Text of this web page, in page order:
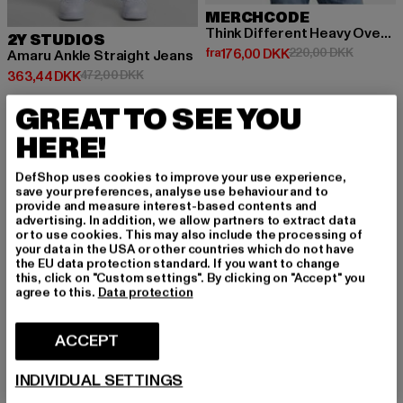
2Y STUDIOS
Amaru Ankle Straight Jeans
363,44 DKK
Nuværende pris: 363,44 DKK
472,00 DKKKampagnepris: 472,00 DKK
MERCHCODE
Think Different Heavy Oversized
fra176,00 DKK
Nuværende pris: Fra 176,00 DKK
220,00 DKK
NY -51%
GREAT TO SEE YOU
HERE!
DefShop uses cookies to improve your use experience,
save your preferences, analyse use behaviour and to
provide and measure interest-based contents and
advertising. In addition, we allow partners to extract data
or to use cookies. This may also include the processing of
your data in the USA or other countries which do not have
the EU data protection standard. If you want to change
this, click on "Custom settings". By clicking on "Accept" you
agree to this. Data protection
ACCEPT
INDIVIDUAL SETTINGS